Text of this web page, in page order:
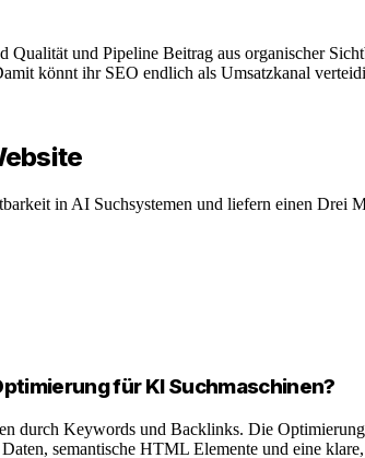
und Pipeline Beitrag aus organischer
könnt ihr SEO endlich als Umsatzkanal
in AI Suchsystemen und liefern einen Drei
für KI Suchmaschinen?
durch Keywords und Backlinks. Die
semantische HTML Elemente und eine